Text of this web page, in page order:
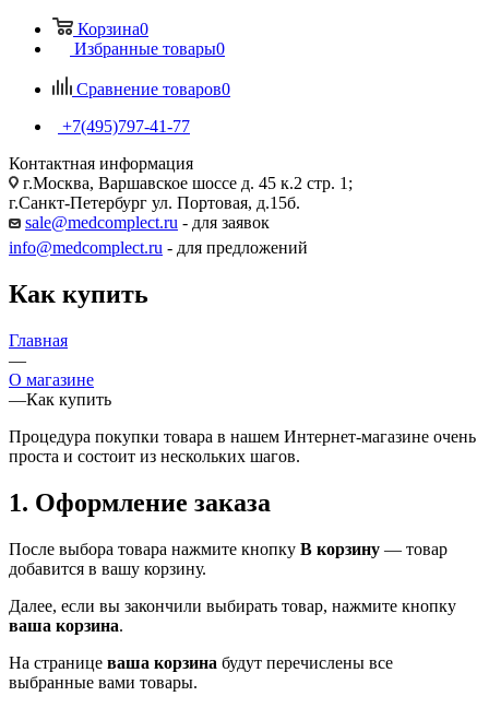
Корзина0
Избранные товары0
Сравнение товаров0
+7(495)797-41-77
Контактная информация
г.Москва, Варшавское шоссе д. 45 к.2 стр. 1;
г.Санкт-Петербург ул. Портовая, д.15б.
sale@medcomplect.ru - для заявок
info@medcomplect.ru - для предложений
Как купить
Главная
—
О магазине
—Как купить
Процедура покупки товара в нашем Интернет-магазине очень
проста и состоит из нескольких шагов.
1. Оформление заказа
После выбора товара нажмите кнопку В корзину — товар
добавится в вашу корзину.
Далее, если вы закончили выбирать товар, нажмите кнопку
ваша корзина.
На странице ваша корзина будут перечислены все
выбранные вами товары.